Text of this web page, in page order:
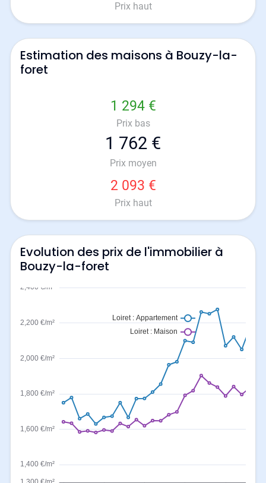
Prix haut
Estimation des maisons à Bouzy-la-
foret
1 294 €
Prix bas
1 762 €
Prix moyen
2 093 €
Prix haut
Evolution des prix de l'immobilier à
Bouzy-la-foret